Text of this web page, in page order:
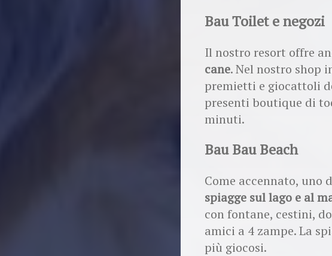
Bau Toilet e negozi
Il nostro resort offre
cane. Nel nostro shop
premietti e giocattoli
presenti boutique di
minuti.
Bau Bau Beach
Come accennato, uno
spiagge sul lago e al
con fontane, cestini,
amici a 4 zampe. La
più giocosi.